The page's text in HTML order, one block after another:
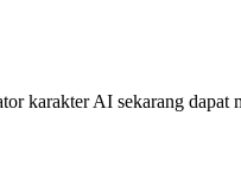
karakter AI sekarang dapat